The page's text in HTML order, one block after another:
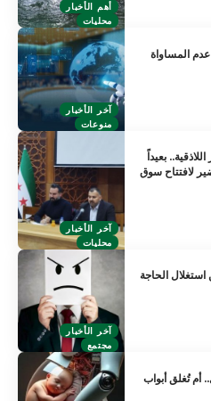
أهم الأخبار
محليات
آخر الأخبار
منوعات
المساواة
آخر الأخبار
محليات
بعيداً
لافتتاح سوق
آخر الأخبار
مجتمع
استغلال الحاجة
أم تُغلق أبواب